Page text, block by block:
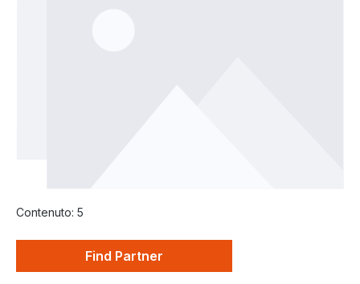
Contenuto: 5
Find Partner